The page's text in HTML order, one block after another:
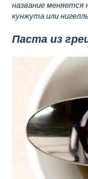
название меняется
кунжута или
Паста из